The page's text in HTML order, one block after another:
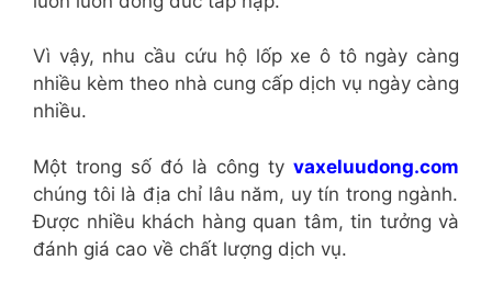
Vì vậy, nhu cầu cứu hộ lốp xe ô tô ngày càng
nhiều kèm theo nhà cung cấp dịch vụ ngày càng
nhiều.
Một trong số đó là công ty vaxeluudong.com
chúng tôi là địa chỉ lâu năm, uy tín trong ngành.
Được nhiều khách hàng quan tâm, tin tưởng và
đánh giá cao về chất lượng dịch vụ.